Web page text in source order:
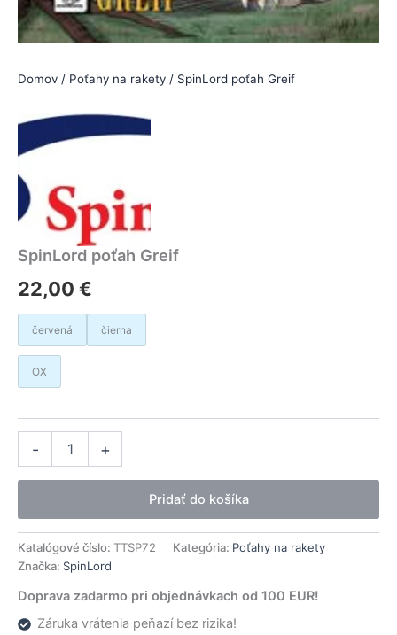
Domov / Poťahy na rakety / SpinLord poťah Greif
SpinLord poťah Greif
22,00 €
červená čierna
OX
- +
Pridať do košíka
Katalógové číslo: TTSP72 Kategória: Poťahy na rakety
Značka: SpinLord
Doprava zadarmo pri objednávkach od 100 EUR!
Záruka vrátenia peňazí bez rizika!